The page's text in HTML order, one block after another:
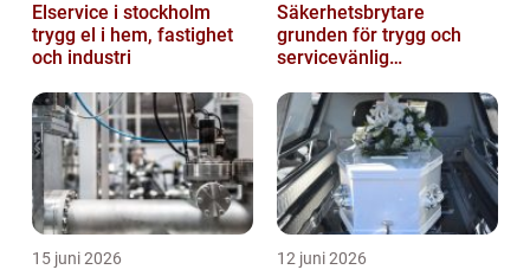
Elservice i stockholm
trygg el i hem, fastighet
och industri
Säkerhetsbrytare
grunden för trygg och
servicevänlig
15 juni 2026 12 juni 2026